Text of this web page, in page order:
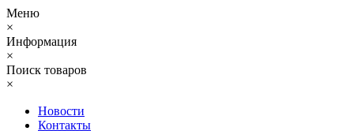
Меню
×
Информация
×
Поиск товаров
×
Новости
Контакты